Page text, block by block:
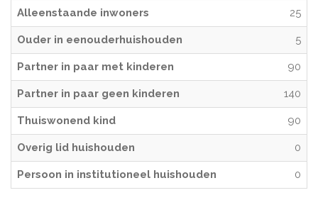
Alleenstaande inwoners 25
Ouder in eenouderhuishouden 5
Partner in paar met kinderen 90
Partner in paar geen kinderen 140
Thuiswonend kind 90
Overig lid huishouden 0
Persoon in institutioneel huishouden 0